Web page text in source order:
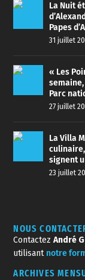
La Nuit
Papes
31 juillet
« Les
Parc
27 juillet
La Villa
signent
23 juillet
NOUS
ContactezAndré
utilisant notre
ARCHIVES